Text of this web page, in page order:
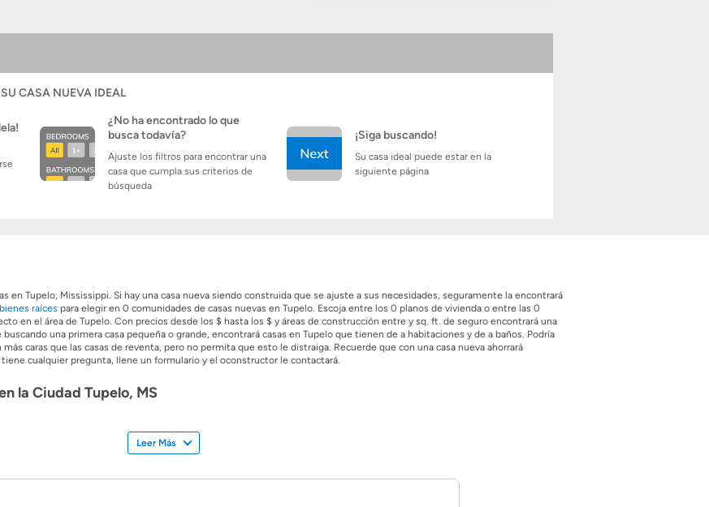
CASA NUEVA IDEAL
¿No ha encontrado lo que
busca todavía?
Ajuste los filtros para encontrar una
casa que cumpla sus criterios de
búsqueda
¡Siga buscando!
Su casa ideal puede estar en la
siguiente página
en Tupelo, Mississippi. Si hay una casa nueva siendo construida que se ajuste a sus necesidades, seguramente la encontrará
raíces para elegir en 0 comunidades de casas nuevas en Tupelo. Escoja entre los 0 planos de vivienda o entre las 0
en el área de Tupelo. Con precios desde los $ hasta los $ y áreas de construcción entre y sq. ft. de seguro encontrará una
una primera casa pequeña o grande, encontrará casas en Tupelo que tienen de a habitaciones y de a baños. Podría
caras que las casas de reventa, pero no permita que esto le distraiga. Recuerde que con una casa nueva ahorrará
cualquier pregunta, llene un formulario y el oconstructor le contactará.
la Ciudad Tupelo, MS
Leer Más